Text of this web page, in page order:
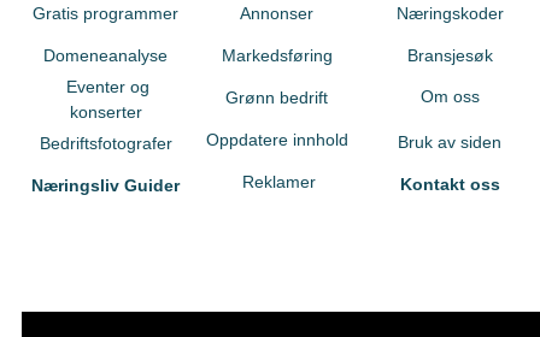
Gratis programmer
Domeneanalyse
Eventer og
konserter
Bedriftsfotografer
Næringsliv Guider
Annonser
Markedsføring
Grønn bedrift
Oppdatere innhold
Reklamer
Næringskoder
Bransjesøk
Om oss
Bruk av siden
Kontakt oss